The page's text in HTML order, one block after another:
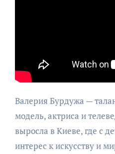
Валерия Бурдужа —
модель, актриса и
выросла в Киеве, где с
интерес к искусству и